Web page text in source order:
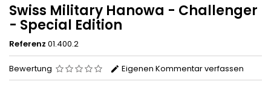
Swiss Military Hanowa - Challenger
- Special Edition
Referenz 01.400.2
Bewertung Eigenen Kommentar verfassen